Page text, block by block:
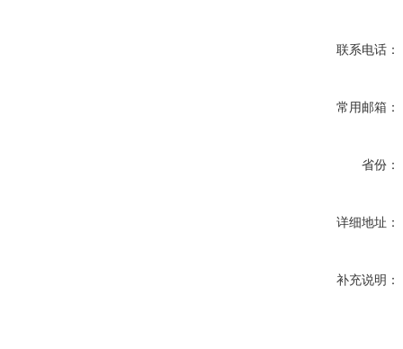
联系电话：
常用邮箱：
省份：
详细地址：
补充说明：